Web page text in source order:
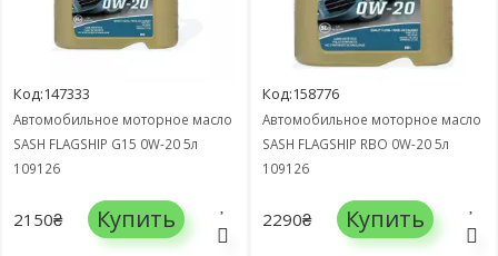
Код:147333
Автомобильное моторное масло
SASH FLAGSHIP G15 0W-20 5л
109126
2150₴ Купить
Код:158776
Автомобильное моторное масло
SASH FLAGSHIP RBO 0W-20 5л
109126
2290₴ Купить